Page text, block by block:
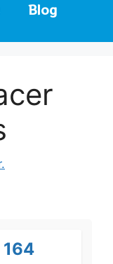
Blog
164